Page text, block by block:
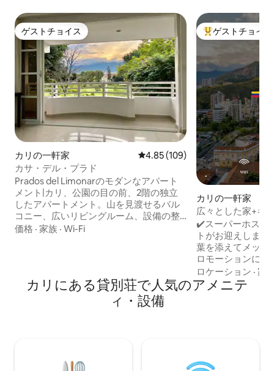
ゲストチョイス
ゲストチョイス
カリの一軒家 レビュー109件、5つ星中4.85つ
4.85 (109)
カサ・デル・プラド
Prados del Limonarのモダンなアパート
メント|カリ、公園の目の前、2階の独立
したアパートメント。山を見渡せるバル
コニー、広いリビングルーム、設備の整
ったキッチン。エアコンとスマートテレ
Imbanaco、Panceの近く。サン・アント
ニオとブレバル・デル・リオへのアクセ
スが簡単。ガレージ、洗濯機、セルフチ
価格 · 家族 · Wi-Fi
大好評のゲスト
ゲストチョイス
カリの一軒家
広々とした家+キ
+テラス@カリ
✔️スーパーホスト
トがお迎えします！ 🚨「割引」とい
葉を添えてメッセ
ロモーションに
さい。 📍 コロンビア、カリの家。🇨🇴 🏡
最高のロケーショ
かつ安全な空間 🧼 洗浄用品と清掃用品を
ついてお問い合わ
ロケーション ·家
カリにある貸別荘で人気のアメニテ
ィ・設備